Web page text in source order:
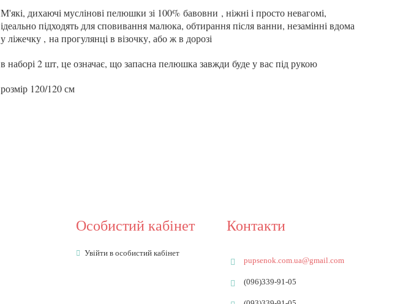
М'які, дихаючі муслінові пелюшки зі 100% бавовни , ніжні і просто невагомі,
ідеально підходять для сповивання малюка, обтирання після ванни, незамінні вдома
у ліжечку , на прогулянці в візочку, або ж в дорозі
в наборі 2 шт, це означає, що запасна пелюшка завжди буде у вас під рукою
розмір 120/120 см
Особистий кабінет
Увійти в особистий кабінет
Контакти
pupsenok.com.ua@gmail.com
(096)339-91-05